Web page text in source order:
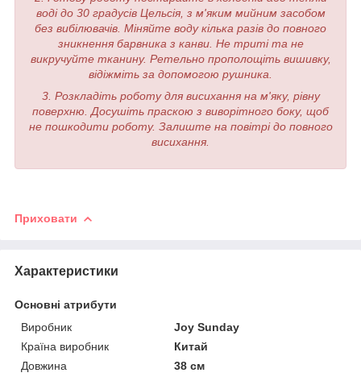
воді до 30 градусів Цельсія, з м'яким мийним засобом
без вибілювачів. Міняйте воду кілька разів до повного
зникнення барвника з канви. Не триті та не
викручуйте тканину. Ретельно прополощіть вишивку,
відіжміть за допомогою рушника.
3. Розкладіть роботу для висихання на м'яку, рівну
поверхню. Досушіть праскою з виворітного боку, щоб
не пошкодити роботу. Залиште на повітрі до повного
висихання.
Приховати
Характеристики
Основні атрибути
Виробник
Joy Sunday
Країна виробник
Китай
Довжина
38 см